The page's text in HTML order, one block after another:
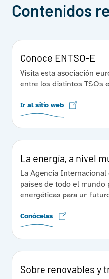
Contenidos
Conoce ENTSO-E
Visita esta asociación
entre los distintos TSOs
Ir al sitio web
La energía, a nivel
La Agencia Internacional
países de todo el mundo
energéticas para un
Conócelas
Sobre renovables y